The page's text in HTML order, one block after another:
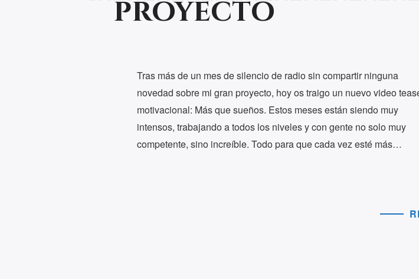
proyecto
Tras más de un mes de silencio de radio sin compartir ninguna
novedad sobre mi gran proyecto, hoy os traigo un nuevo video
motivacional: Más que sueños. Estos meses están siendo muy
intensos, trabajando a todos los niveles y con gente no solo muy
competente, sino increíble. Todo para que cada vez esté más…